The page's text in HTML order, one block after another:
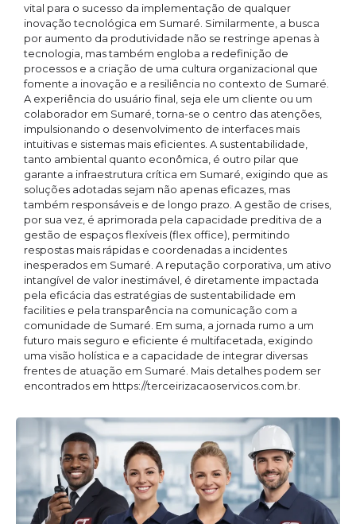
vital para o sucesso da implementação de qualquer
inovação tecnológica em Sumaré. Similarmente, a busca
por aumento da produtividade não se restringe apenas à
tecnologia, mas também engloba a redefinição de
processos e a criação de uma cultura organizacional que
fomente a inovação e a resiliência no contexto de Sumaré.
A experiência do usuário final, seja ele um cliente ou um
colaborador em Sumaré, torna-se o centro das atenções,
impulsionando o desenvolvimento de interfaces mais
intuitivas e sistemas mais eficientes. A sustentabilidade,
tanto ambiental quanto econômica, é outro pilar que
garante a infraestrutura crítica em Sumaré, exigindo que as
soluções adotadas sejam não apenas eficazes, mas
também responsáveis e de longo prazo. A gestão de crises,
por sua vez, é aprimorada pela capacidade preditiva de a
gestão de espaços flexíveis (flex office), permitindo
respostas mais rápidas e coordenadas a incidentes
inesperados em Sumaré. A reputação corporativa, um ativo
intangível de valor inestimável, é diretamente impactada
pela eficácia das estratégias de sustentabilidade em
facilities e pela transparência na comunicação com a
comunidade de Sumaré. Em suma, a jornada rumo a um
futuro mais seguro e eficiente é multifacetada, exigindo
uma visão holística e a capacidade de integrar diversas
frentes de atuação em Sumaré. Mais detalhes podem ser
encontrados em https://terceirizacaoservicos.com.br.